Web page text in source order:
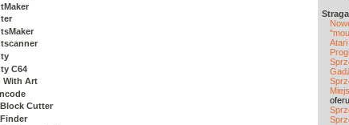
C64
With Art
Cutter